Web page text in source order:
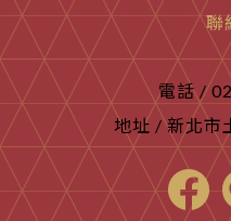
聯
電話 /
地址 / 新北市